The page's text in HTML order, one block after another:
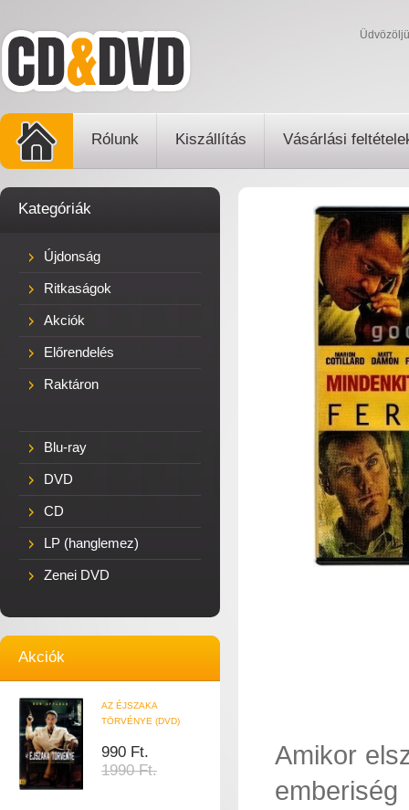
Rólunk Kiszállítás Vásárlási
Kategóriák
Újdonság
Ritkaságok
Akciók
Előrendelés
Raktáron
Blu-ray
DVD
CD
LP (hanglemez)
Zenei DVD
Akciók
AZ ÉJSZAKA
TÖRVÉNYE (DVD)
990 Ft.
1990 Ft.
Amikor